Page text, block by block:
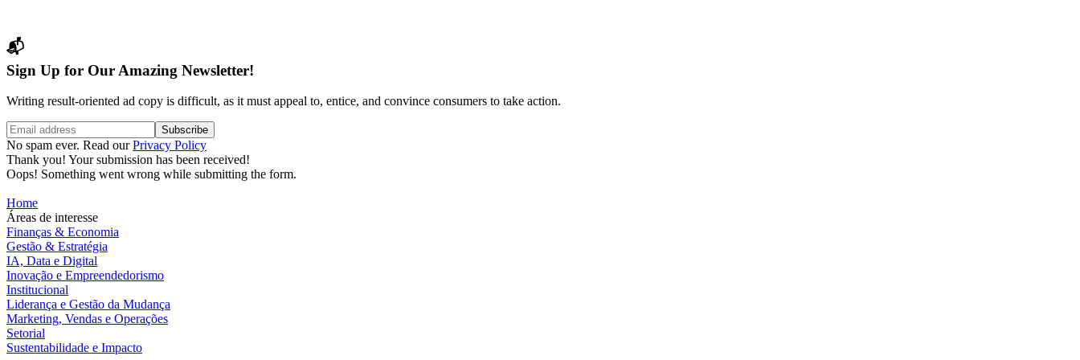
📬
Sign Up for Our Amazing Newsletter!
Writing result-oriented ad copy is difficult, as it must appeal to, entice, and convince consumers to take action.
No spam ever. Read ourPrivacy Policy
Thank you! Your submission has been received!
Oops! Something went wrong while submitting the form.
Home
Áreas de interesse
Finanças & Economia
Gestão & Estratégia
IA, Data e Digital
Inovação e Empreendedorismo
Institucional
Liderança e Gestão da Mudança
Marketing, Vendas e Operações
Setorial
Sustentabilidade e Impacto